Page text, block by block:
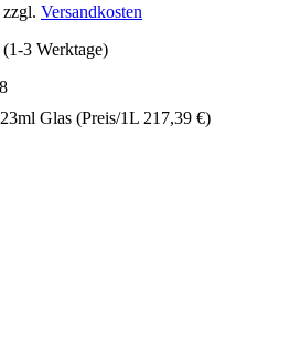
Versandkosten
3 Werktage)